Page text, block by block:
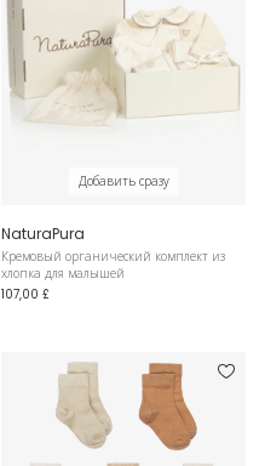
Добавить сразу
NaturaPura
Кремовый органический комплект из
хлопка для малышей
107,00 £